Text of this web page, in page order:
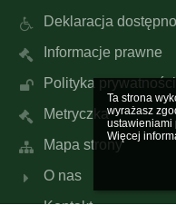
Ta strona
wyrażasz
ustawieniami
Więcej
Deklaracja
Informacje prawne
Polityka prywatności
Metryczka
Mapa strony
O nas
Kontakt